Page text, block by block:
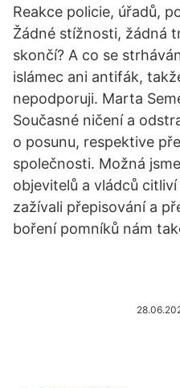
Reakce policie, úřadů,
Žádné stížnosti, žádná
skončí? A co se
islámec ani antifák,
nepodporuji. Marta
Současné ničení a
o posunu, respektive
společnosti. Možná
objevitelů a vládců
zažívali přepisování a
boření pomníků nám